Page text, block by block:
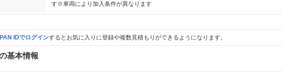
す※車両により加入条件が異なります
IDでログインするとお気に入りに登録や複数見積もりができるようになります。
基本情報